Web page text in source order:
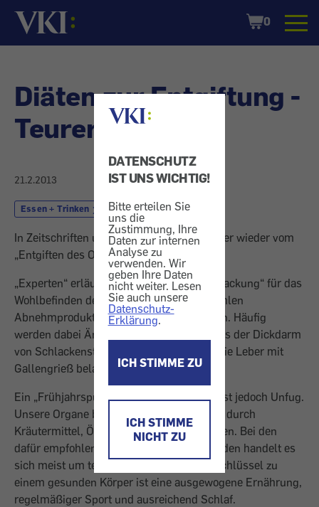
DATENSCHUTZ
IST UNS WICHTIG!
Bitte erteilen Sie
uns die
Zustimmung, Ihre
Daten zur internen
Analyse zu
verwenden. Wir
geben Ihre Daten
nicht weiter. Lesen
Sie auch unsere
Datenschutz-
Erklärung.
ICH STIMME ZU
ICH STIMME
NICHT ZU
Startseite
Shopping
Cart
0
Diäten zur Entgiftung -
Teurer Unfug
21.2.2013
Essen + Trinken Diät
In Zeitschriften und Gratisblättern ist immer wieder vom
„Entgiften des Organismus“ die Rede.
„Experten“ erläutern, wie wichtig „Entschlackung“ für das
Wohlbefinden des Körpers sei, und empfehlen
Abnehmprodukte, Fastenkuren oder Diäten. Häufig
werden dabei Ängste geschürt – etwa, dass der Dickdarm
von Schlackenstoffen verschlossen oder die Leber mit
Gallengrieß belastet sei.
Ein „Frühjahrsputz“ für das Körperinnere ist jedoch Unfug.
Unsere Organe benötigen keine Reinigung durch
Kräutermittel, Öle oder sonstige Substanzen. Bei den
dafür empfohlenen Präparaten und Methoden handelt es
sich meist um teure Quacksalberei. Der Schlüssel zu
einem gesunden Körper ist eine ausgewogene Ernährung,
regelmäßiger Sport und ausreichend Schlaf.